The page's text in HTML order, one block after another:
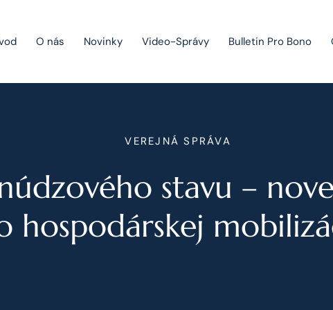
O nás Novinky Video-Správy Bulletin Pro Bono
Fúzie a akvizície
Právo obchodných spoločností
Právo hospodárskej súťaže
VEREJNÁ SPRÁVA
stavu –
hospodárskej